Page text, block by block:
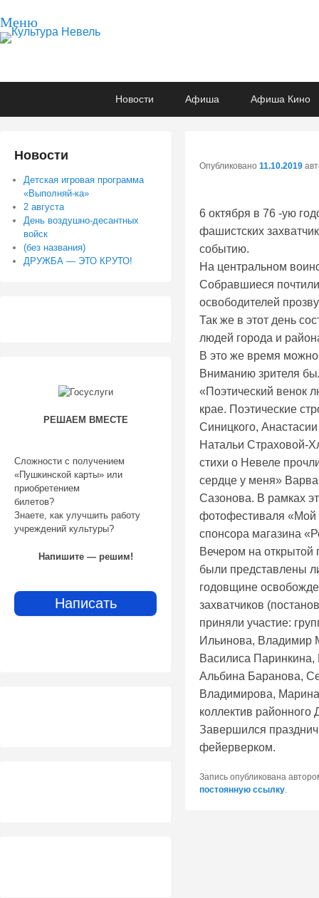
Меню
Культура Невель
Новости Афиша Афиша Кино
Опубликовано 11.10.2019
6 октября в 76 -ую
фашистских
событию.
На центральном
Собравшиеся
освободителей
Так же в этот день
людей города и
В это же время можно
Вниманию зрителя
«Поэтический венок
крае. Поэтические
Синицкого,
Натальи Страховой-
стихи о Невеле
сердце у меня»
Сазонова. В рамках
фотофестиваля «Мой
спонсора магазина
Вечером на открытой
были представлены
годовщине
захватчиков
приняли участие:
Ильинова, Владимир
Василиса
Альбина Баранова,
Владимирова,
коллектив районного
Завершился
фейерверком.
Запись опубликована
постоянную ссылку
Новости
Детская игровая программа
«Выполняй-ка»
2 августа
День воздушно-десантных
войск
(без названия)
ДРУЖБА — ЭТО КРУТО!
РЕШАЕМ ВМЕСТЕ
Сложности с получением
«Пушкинской карты» или
приобретением
билетов?
Знаете, как улучшить работу
учреждений культуры?
Напишите — решим!
Написать